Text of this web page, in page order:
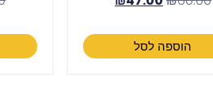
הוספה לסל